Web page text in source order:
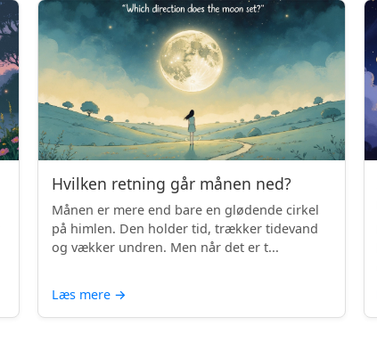
Hvilken retning går månen ned?
Månen er mere end bare en glødende cirkel
på himlen. Den holder tid, trækker tidevand
og vækker undren. Men når det er t...
Læs mere →